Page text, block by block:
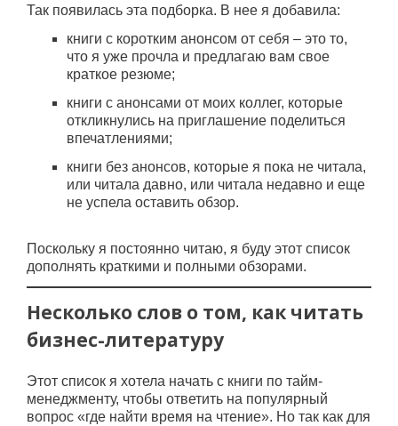
Так появилась эта подборка. В нее я добавила:
книги с коротким анонсом от себя – это то,
что я уже прочла и предлагаю вам свое
краткое резюме;
книги с анонсами от моих коллег, которые
откликнулись на приглашение поделиться
впечатлениями;
книги без анонсов, которые я пока не читала,
или читала давно, или читала недавно и еще
не успела оставить обзор.
Поскольку я постоянно читаю, я буду этот список
дополнять краткими и полными обзорами.
Несколько слов о том, как читать
бизнес-литературу
Этот список я хотела начать с книги по тайм-
менеджменту, чтобы ответить на популярный
вопрос «где найти время на чтение». Но так как для